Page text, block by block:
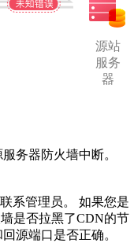
源站
服务
器
务器防火墙中断。
系管理员。 如果您是
是否拉黑了CDN的节
源端口是否正确。